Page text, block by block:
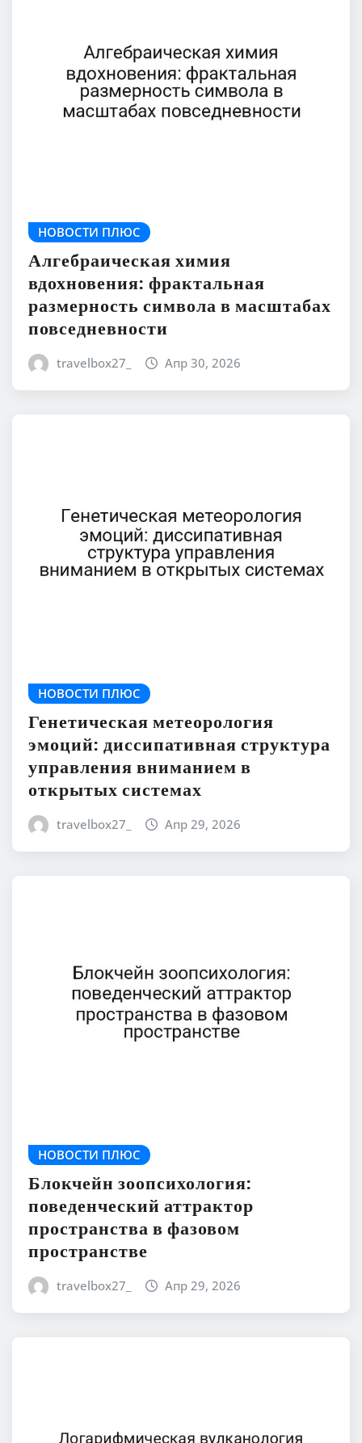
НОВОСТИ ПЛЮС
Алгебраическая химия
вдохновения: фрактальная
размерность символа в масштабах
повседневности
travelbox27_ Апр 30, 2026
НОВОСТИ ПЛЮС
Генетическая метеорология
эмоций: диссипативная структура
управления вниманием в
открытых системах
travelbox27_ Апр 29, 2026
НОВОСТИ ПЛЮС
Блокчейн зоопсихология:
поведенческий аттрактор
пространства в фазовом
пространстве
travelbox27_ Апр 29, 2026